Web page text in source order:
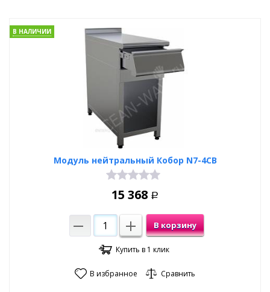
Модуль нейтральный Кобор N7-4CB
В НАЛИЧИИ
15 368 Р
В корзину
Купить в 1 клик
В избранное Сравнить